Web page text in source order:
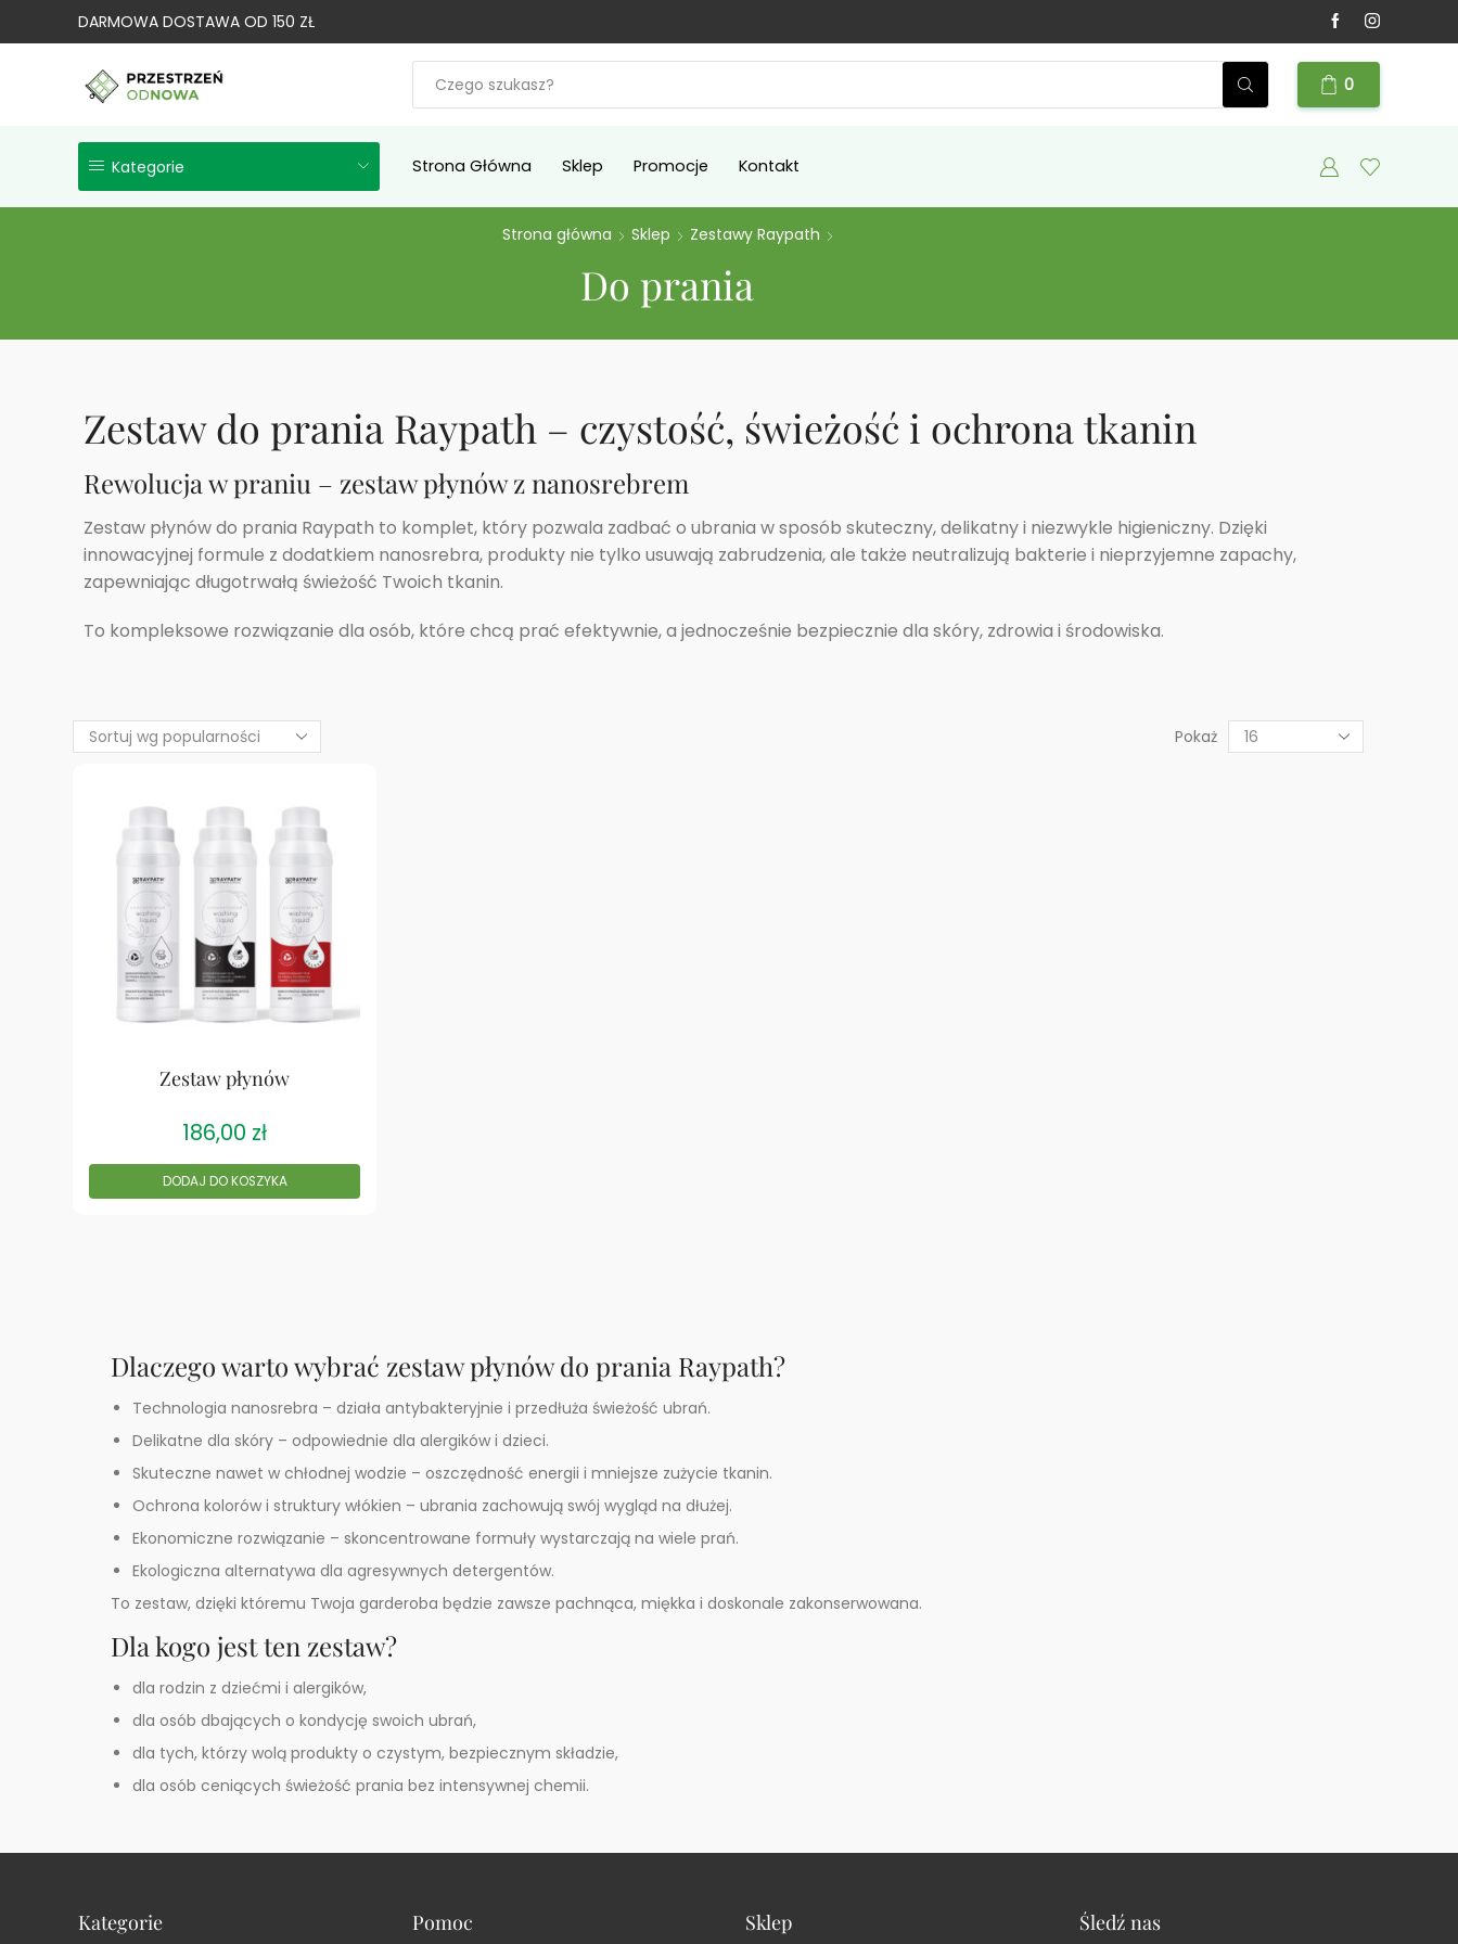
DARMOWA DOSTAWA OD 150 ZŁ
0
Kategorie Strona Główna Sklep Promocje Kontakt
Strona główna Sklep Zestawy Raypath
Do prania
Zestaw do prania Raypath – czystość, świeżość i ochrona tkanin
Rewolucja w praniu – zestaw płynów z nanosrebrem
Zestaw płynów do prania Raypath to komplet, który pozwala zadbać o ubrania w sposób skuteczny, delikatny i niezwykle higieniczny. Dzięki
innowacyjnej formule z dodatkiem nanosrebra, produkty nie tylko usuwają zabrudzenia, ale także neutralizują bakterie i nieprzyjemne zapachy,
zapewniając długotrwałą świeżość Twoich tkanin.
To kompleksowe rozwiązanie dla osób, które chcą prać efektywnie, a jednocześnie bezpiecznie dla skóry, zdrowia i środowiska.
Pokaż
Zestaw płynów
186,00 zł
DODAJ DO KOSZYKA
Dlaczego warto wybrać zestaw płynów do prania Raypath?
Technologia nanosrebra – działa antybakteryjnie i przedłuża świeżość ubrań.
Delikatne dla skóry – odpowiednie dla alergików i dzieci.
Skuteczne nawet w chłodnej wodzie – oszczędność energii i mniejsze zużycie tkanin.
Ochrona kolorów i struktury włókien – ubrania zachowują swój wygląd na dłużej.
Ekonomiczne rozwiązanie – skoncentrowane formuły wystarczają na wiele prań.
Ekologiczna alternatywa dla agresywnych detergentów.
To zestaw, dzięki któremu Twoja garderoba będzie zawsze pachnąca, miękka i doskonale zakonserwowana.
Dla kogo jest ten zestaw?
dla rodzin z dziećmi i alergików,
dla osób dbających o kondycję swoich ubrań,
dla tych, którzy wolą produkty o czystym, bezpiecznym składzie,
dla osób ceniących świeżość prania bez intensywnej chemii.
Kategorie Pomoc Sklep Śledź nas